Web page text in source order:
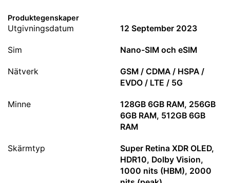
Produktegenskaper
Utgivningsdatum 12 September 2023
Sim Nano-SIM och eSIM
Nätverk
GSM / CDMA / HSPA /
EVDO / LTE / 5G
Minne
128GB 6GB RAM, 256GB
6GB RAM, 512GB 6GB
RAM
Skärmtyp
Super Retina XDR OLED,
HDR10, Dolby Vision,
1000 nits (HBM), 2000